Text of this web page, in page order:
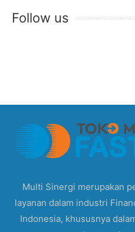
Follow us
Multi Sinergi merupakan
layanan dalam industri
Indonesia, khususnya